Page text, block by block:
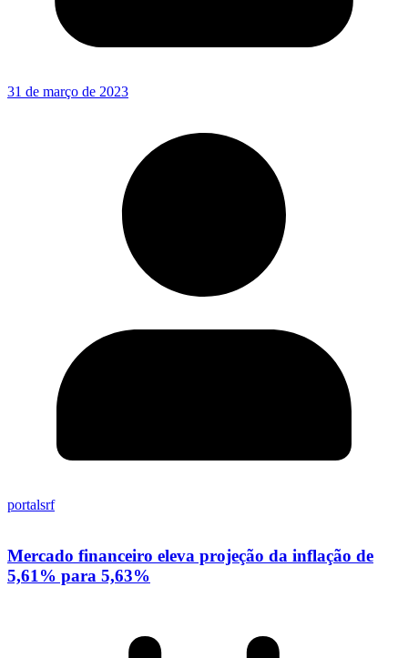
31 de março de 2023
portalsrf
Mercado financeiro eleva projeção da inflação de
5,61% para 5,63%